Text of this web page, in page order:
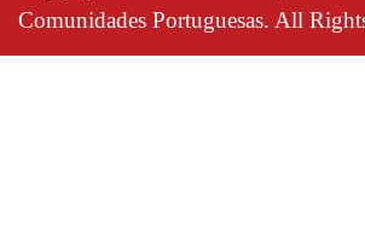
Comunidades Portuguesas. All